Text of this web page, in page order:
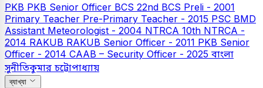
PKB PKB Senior Officer BCS 22nd BCS Preli - 2001
Primary Teacher Pre-Primary Teacher - 2015 PSC BMD
Assistant Meteorologist - 2004 NTRCA 10th NTRCA -
2014 RAKUB RAKUB Senior Officer - 2011 PKB Senior
Officer - 2014 CAAB – Security Officer - 2025 বাংলা
সুনীতিকুমার চট্টোপাধ্যায়
ব্যাখ্যা